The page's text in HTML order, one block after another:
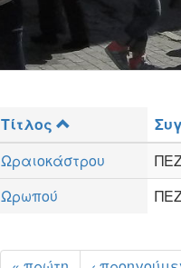
Τίτλος
Ωραιοκάστρου
Ωρωπού